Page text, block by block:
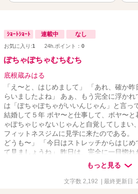
ｼｮｰﾄｼｮｰﾄ 連載中 なし
お気に入り:1 24h.ポイント： 0
ぽちゃぽちゃむちむち
底根蔵みはる
「え〜と、はじめまして」 「あれ、確か
らいましたよね」 あぁ、もう完全に浮か
は「ぽちゃぽちゃがいいんじゃん」と言っ
結婚して５年 ボヤ〜と仕事して、ボヤ〜と
ゃぽちゃじゃないじゃんと自覚してしまい
フィットネスジムに見学に来たのである。
どうも〜」 「今日はストレッチからはじ
て見ましょうね」 昨日は、完全に一目惚
ぐの受付でにこにこと出迎えてくれた彼は
身だけど胸板から腕まわりが明らかにがっ
ですと体がアピールしていた。 正直なと
もっと見る
文字数 2,192 | 最終更新日